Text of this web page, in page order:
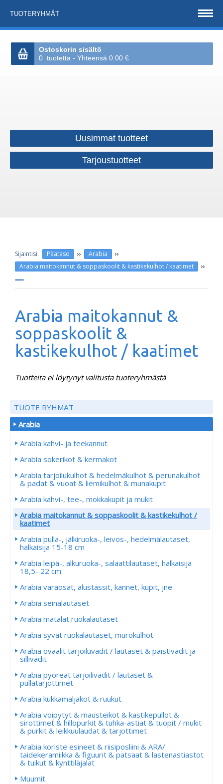
TUOTERYHMÄT
Ostoskorin sisältö
0 tuotetta - Yhteensä 0.00 €
Uusimmat tuotteet
Tarjoustuotteet
Päätaso ›› Arabia ››
Arabia maitokannut & soppaskoolit & kastikekulhot / kaatimet ››
Arabia maitokannut &
soppaskoolit &
kastikekulhot / kaatimet
Tuotteita ei löytynyt valitusta tuoteryhmästä
TUOTE RYHMÄT
Arabia
Arabia kahvi- ja teekannut
Arabia sokerikot & kermakot
Arabia tarjoilukulhot & hedelmäkulhot & perunakulhot
& padat & vuoat & liemikulhot & munakupit
Arabia kahvi-, tee-, mokkakupit ja mukit
Arabia maitokannut & soppaskoolit & kastikekulhot /
kaatimet
Arabia pulla-, jälkiruoka-, leivos-, hedelmälautaset,
halkaisija 15-18 cm
Arabia leipä-, alkuruoka-, salaattilautaset, halkaisija
18,5- 22 cm
Arabia varaosat, alustassit, kannet, kupit, jne
Arabia seinälautaset
Arabia matalat ruokalautaset
Arabia syvät ruokalautaset, murokulhot
Arabia ovaalit tarjoiluvadit / lautaset & paistivadit ja
sillivadit
Arabia pyöreät tarjoilivadit / lautaset &
pullatarjottimet
Arabia kukkamaljakot & ruukut
Arabia voipytyt & mausteikot & kastikepullot &
sirottimet & hillopurkit & tuhka-astiat & tuopit / mukit
& purkit & leikkuulaudat & tarjottimet
Arabia koriste esineet & riisiposliini & ARA/
taidekeramiikka & figuurit & patsaat & lastenastiastot
& tuikut & kynttiläjalat
Muumit